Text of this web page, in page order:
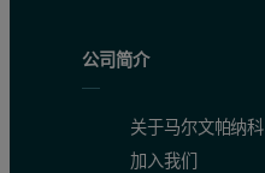
公司简介
关于马尔文帕纳科
加入我们